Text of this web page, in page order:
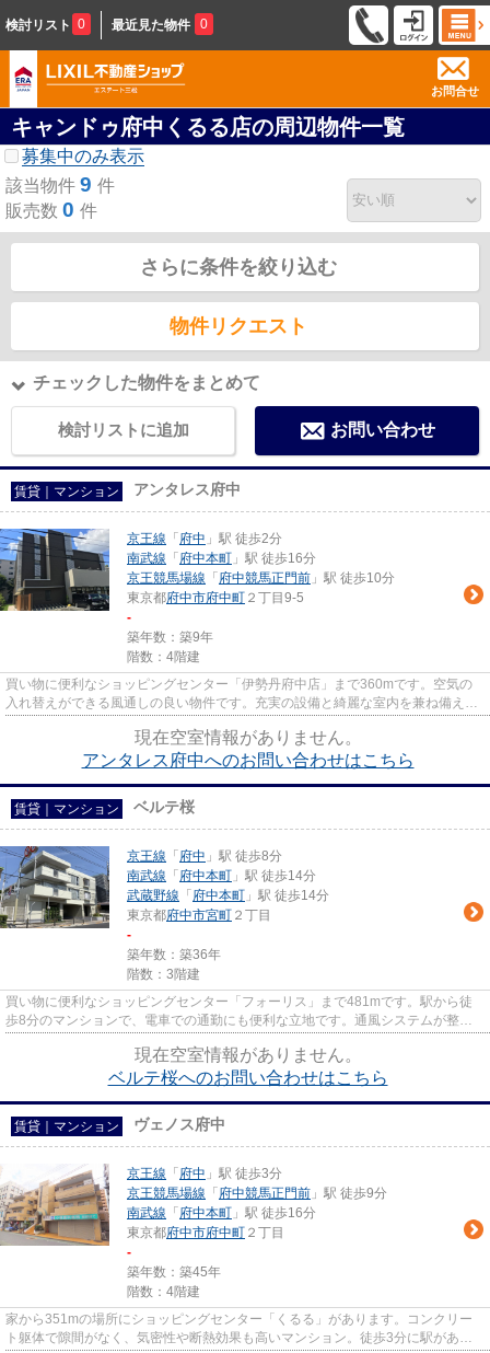
検討リスト 0 最近見た物件 0
お問合せ
キャンドゥ府中くるる店の周辺物件一覧
募集中のみ表示
該当物件 9 件
販売数 0 件
さらに条件を絞り込む
物件リクエスト
チェックした物件をまとめて
検討リストに追加 お問い合わせ
賃貸｜マンション アンタレス府中
京王線 「 府中 」駅 徒歩2分
南武線 「 府中本町 」駅 徒歩16分
京王競馬場線 「 府中競馬正門前 」駅 徒歩10分
東京都府中市府中町 ２丁目9-5
-
築年数：築9年
階数：4階建
買い物に便利なショッピングセンター「伊勢丹府中店」まで360mです。空気の
入れ替えができる風通しの良い物件です。充実の設備と綺麗な室内を兼ね備え
現在空室情報がありません。
アンタレス府中へのお問い合わせはこちら
賃貸｜マンション ベルテ桜
京王線 「 府中 」駅 徒歩8分
南武線 「 府中本町 」駅 徒歩14分
武蔵野線 「 府中本町 」駅 徒歩14分
東京都府中市宮町 ２丁目
-
築年数：築36年
階数：3階建
買い物に便利なショッピングセンター「フォーリス」まで481mです。駅から徒
歩8分のマンションで、電車での通勤にも便利な立地です。通風システムが整っ
現在空室情報がありません。
ベルテ桜へのお問い合わせはこちら
賃貸｜マンション ヴェノス府中
京王線 「 府中 」駅 徒歩3分
京王競馬場線 「 府中競馬正門前 」駅 徒歩9分
南武線 「 府中本町 」駅 徒歩16分
東京都府中市府中町 ２丁目
-
築年数：築45年
階数：4階建
家から351mの場所にショッピングセンター「くるる」があります。コンクリー
ト躯体で隙間がなく、気密性や断熱効果も高いマンション。徒歩3分に駅がある